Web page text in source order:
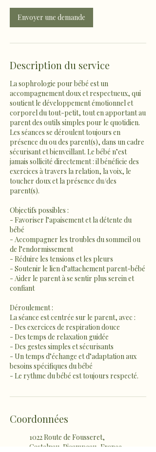
Envoyer une demande
Description du service
La sophrologie pour bébé est un
accompagnement doux et respectueux, qui
soutient le développement émotionnel et
corporel du tout-petit, tout en apportant au
parent des outils simples pour le quotidien.
Les séances se déroulent toujours en
présence du ou des parent(s), dans un cadre
sécurisant et bienveillant. Le bébé n’est
jamais sollicité directement : il bénéficie des
exercices à travers la relation, la voix, le
toucher doux et la présence du/des
parent(s).
Objectifs possibles :
- Favoriser l’apaisement et la détente du
bébé
- Accompagner les troubles du sommeil ou
de l’endormissement
- Réduire les tensions et les pleurs
- Soutenir le lien d’attachement parent-bébé
- Aider le parent à se sentir plus serein et
confiant
Déroulement :
La séance est centrée sur le parent, avec :
- Des exercices de respiration douce
- Des temps de relaxation guidée
- Des gestes simples et sécurisants
- Un temps d’échange et d’adaptation aux
besoins spécifiques du bébé
- Le rythme du bébé est toujours respecté.
Coordonnées
1022 Route de Fousseret,
Castelnau-Picampeau, France